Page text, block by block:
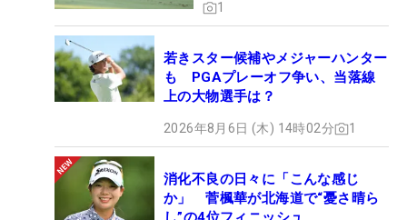
1
若きスター候補やメジャーハンター
も PGAプレーオフ争い、当落線
上の大物選手は？
2026年8月6日 (木) 14時02分 1
消化不良の日々に「こんな感じ
か」 菅楓華が北海道で“憂さ晴ら